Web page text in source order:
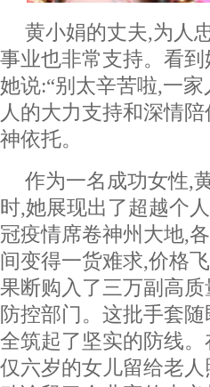
黄小娟的丈夫,为人
事业也非常支持。看
她说:“别太辛苦啦,一
人的大力支持和深情
神依托。
作为一名成功女性,
时,她展现出了超越个
冠疫情席卷神州大地,
间变得一货难求,价格
果断购入了三万副高
防控部门。这批手套
全筑起了坚实的防线
仅六岁的女儿留给老